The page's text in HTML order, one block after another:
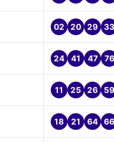
02 20 29 33
24 41 47 76
11 25 26 59
18 21 64 66